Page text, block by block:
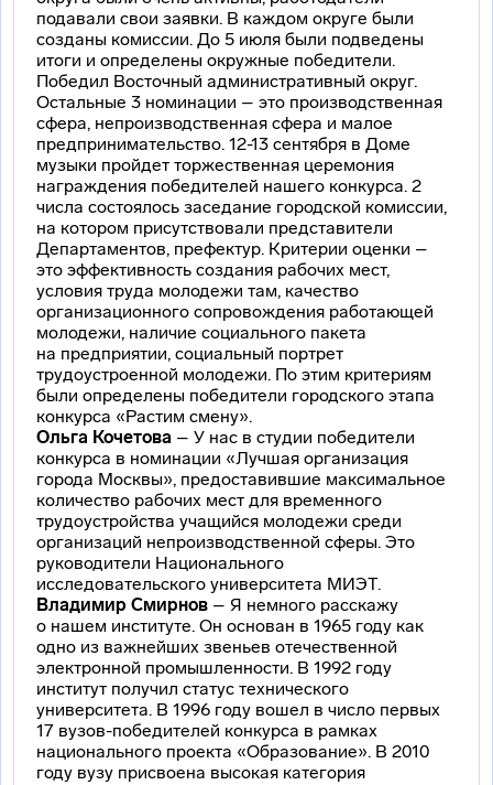
подавали свои заявки. В каждом округе были
созданы комиссии. До 5 июля были подведены
итоги и определены окружные победители.
Победил Восточный административный округ.
Остальные 3 номинации – это производственная
сфера, непроизводственная сфера и малое
предпринимательство. 12-13 сентября в Доме
музыки пройдет торжественная церемония
награждения победителей нашего конкурса. 2
числа состоялось заседание городской комиссии,
на котором присутствовали представители
Департаментов, префектур. Критерии оценки –
это эффективность создания рабочих мест,
условия труда молодежи там, качество
организационного сопровождения работающей
молодежи, наличие социального пакета
на предприятии, социальный портрет
трудоустроенной молодежи. По этим критериям
были определены победители городского этапа
конкурса «Растим смену».
Ольга Кочетова – У нас в студии победители
конкурса в номинации «Лучшая организация
города Москвы», предоставившие максимальное
количество рабочих мест для временного
трудоустройства учащийся молодежи среди
организаций непроизводственной сферы. Это
руководители Национального
исследовательского университета МИЭТ.
Владимир Смирнов – Я немного расскажу
о нашем институте. Он основан в 1965 году как
одно из важнейших звеньев отечественной
электронной промышленности. В 1992 году
институт получил статус технического
университета. В 1996 году вошел в число первых
17 вузов-победителей конкурса в рамках
национального проекта «Образование». В 2010
году вузу присвоена высокая категория